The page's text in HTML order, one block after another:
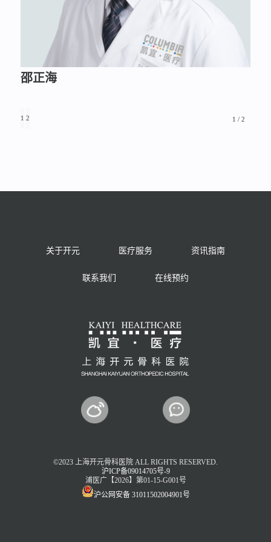
邵正海
1 / 2
1 2
关于开元 医疗服务 资讯指南
联系我们 在线预约
©2023 上海开元骨科医院 ALL RIGHTS RESERVED.
沪ICP备09014705号-9
浦医广【2026】第01-15-G001号
沪公网安备 31011502004901号